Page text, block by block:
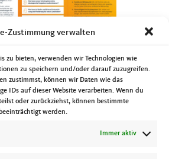
Zustimmung verwalten
zu bieten, verwenden wir Technologien wie
zu speichern und/oder darauf zuzugreifen.
zustimmst, können wir Daten wie das
IDs auf dieser Website verarbeiten. Wenn du
oder zurückziehst, können bestimmte
werden.
Immer aktiv
findet man unter
tobias.krull1/